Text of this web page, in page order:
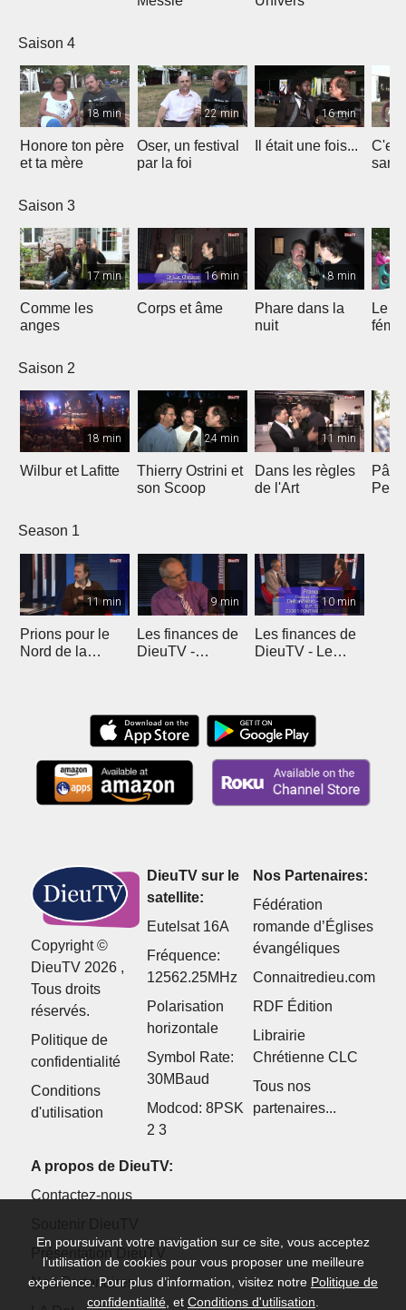
Saison 4
18 min
Honore ton père
et ta mère
22 min
Oser, un festival
par la foi
16 min
Il était une fois...
Saison 3
17 min
Comme les
anges
16 min
Corps et âme
8 min
Phare dans la
nuit
Le
Saison 2
18 min
Wilbur et Lafitte
24 min
Thierry Ostrini et
son Scoop
11 min
Dans les règles
de l'Art
Season 1
11 min
Prions pour le
Nord de la
9 min
Les finances de
DieuTV -
10 min
Les finances de
DieuTV - Le
Copyright ©
DieuTV 2026 ,
Tous droits
réservés.
Politique de
confidentialité
Conditions
d'utilisation
DieuTV sur le
satellite:
Eutelsat 16A
Fréquence:
12562.25MHz
Polarisation
horizontale
Symbol Rate:
30MBaud
Modcod: 8PSK
2 3
Nos Partenaires:
Fédération
romande d’Églises
évangéliques
Connaitredieu.com
RDF Édition
Librairie
Chrétienne CLC
Tous nos
partenaires...
A propos de DieuTV:
Contactez-nous
Présentation DieuTV
Nos Partenaires
En poursuivant votre navigation sur ce site, vous acceptez
l’utilisation de cookies pour vous proposer une meilleure
expérience. Pour plus d’information, visitez notre Politique de
confidentialité , et Conditions d'utilisation